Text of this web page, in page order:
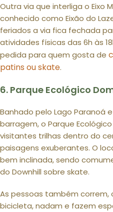
Outra via que interliga o Eixo
conhecido como Eixão do
feriados a via fica fechada
atividades físicas das 6h às
pedida para quem gosta de
patins ou skate.
6. Parque Ecológico
Banhado pelo Lago Paranoá
barragem, o Parque
visitantes trilhas dentro do
paisagens exuberantes. O
bem inclinada, sendo
do Downhill sobre skate.
As pessoas também correm,
bicicleta, nadam e fazem